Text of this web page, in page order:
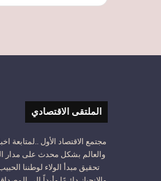
الملتقى الاقتصادي
مجتمع الاقتصاد الأول ..لمتابعة
والعالم بشكل محدث على مدار
تحقيق مبدأ الولاء لوطننا